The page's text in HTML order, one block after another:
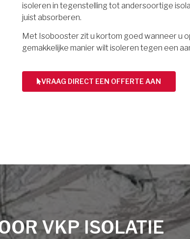
isoleren in tegenstelling tot andersoortige
juist absorberen.
Met Isobooster zit u kortom goed wanneer u
gemakkelijke manier wilt isoleren tegen een
VRAAG DIRECT EEN OFFERTE AAN
VKP ISOLATIE